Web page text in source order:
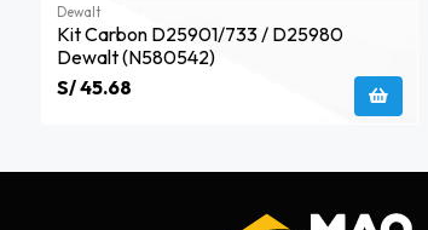
Dewalt
Kit Carbon D25901/733 / D25980
Dewalt (n580542)
S/ 45.68